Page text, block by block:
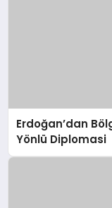
Erdoğan’dan
Yönlü Diplomasi